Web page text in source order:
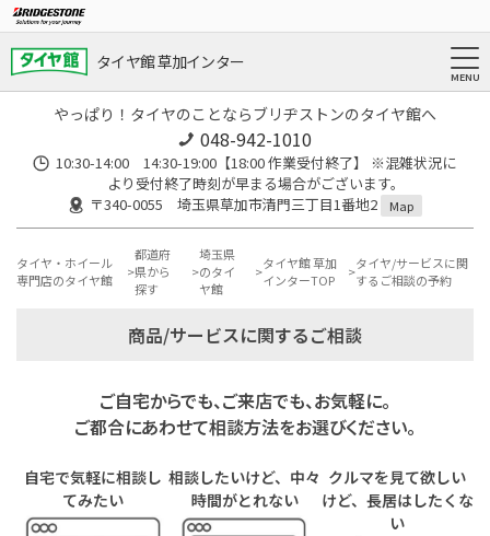
タイヤ館 草加インター
やっぱり！タイヤのことならブリヂストンのタイヤ館へ
048-942-1010
10:30-14:00 14:30-19:00【18:00 作業受付終了】 ※混雑状況に
より受付終了時刻が早まる場合がございます。
〒340-0055 埼玉県草加市清門三丁目1番地2
Map
タイヤ・ホイール
専門店のタイヤ館
都道府
県から
探す
埼玉県
のタイ
ヤ館
タイヤ館 草加
インターTOP
タイヤ/サービスに関
するご相談の予約
商品/サービスに関するご相談
ご自宅からでも、ご来店でも、お気軽に。
ご都合にあわせて相談方法をお選びください。
自宅で気軽に相談し
てみたい
相談したいけど、中々
時間がとれない
クルマを見て欲しい
けど、長居はしたくな
い